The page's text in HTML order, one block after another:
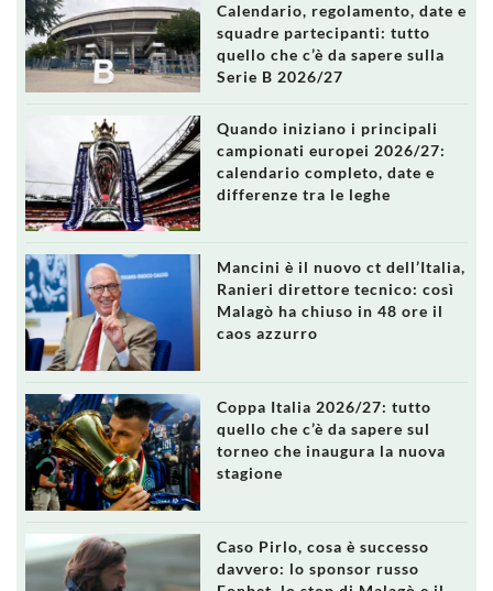
Calendario, regolamento, date e
squadre partecipanti: tutto
quello che c’è da sapere sulla
Serie B 2026/27
Quando iniziano i principali
campionati europei 2026/27:
calendario completo, date e
differenze tra le leghe
Mancini è il nuovo ct dell’Italia,
Ranieri direttore tecnico: così
Malagò ha chiuso in 48 ore il
caos azzurro
Coppa Italia 2026/27: tutto
quello che c’è da sapere sul
torneo che inaugura la nuova
stagione
Caso Pirlo, cosa è successo
davvero: lo sponsor russo